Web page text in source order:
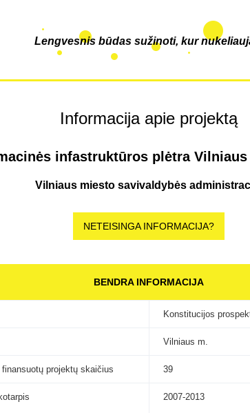
Lengvesnis būdas sužinoti, kur
Informacija apie projektą
infastruktūros plėtra
Vilniaus miesto savivaldybės
NETEISINGA INFORMACIJA?
BENDRA INFORMACIJA
Konstitucijos
Vilniaus m.
projektų skaičius 39
2007-2013